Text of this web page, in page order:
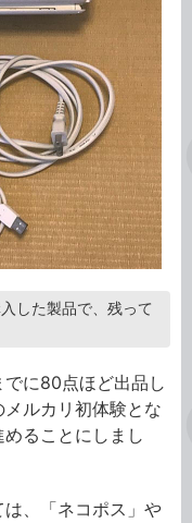
した製品で、残って
に80点ほど出品し
ルカリ初体験とな
ることにしまし
、「ネコポス」や